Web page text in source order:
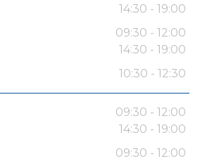
14:30 - 19:00
09:30 - 12:00
14:30 - 19:00
10:30 - 12:30
09:30 - 12:00
14:30 - 19:00
09:30 - 12:00